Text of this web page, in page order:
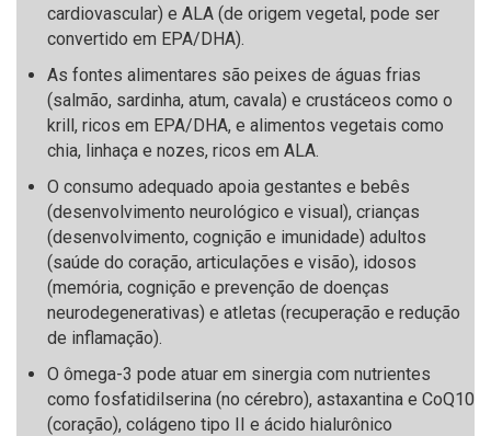
cardiovascular) e ALA (de origem vegetal, pode ser
convertido em EPA/DHA).
As fontes alimentares são peixes de águas frias
(salmão, sardinha, atum, cavala) e crustáceos como o
krill, ricos em EPA/DHA, e alimentos vegetais como
chia, linhaça e nozes, ricos em ALA.
O consumo adequado apoia gestantes e bebês
(desenvolvimento neurológico e visual), crianças
(desenvolvimento, cognição e imunidade) adultos
(saúde do coração, articulações e visão), idosos
(memória, cognição e prevenção de doenças
neurodegenerativas) e atletas (recuperação e redução
de inflamação).
O ômega-3 pode atuar em sinergia com nutrientes
como fosfatidilserina (no cérebro), astaxantina e CoQ10
(coração), colágeno tipo II e ácido hialurônico